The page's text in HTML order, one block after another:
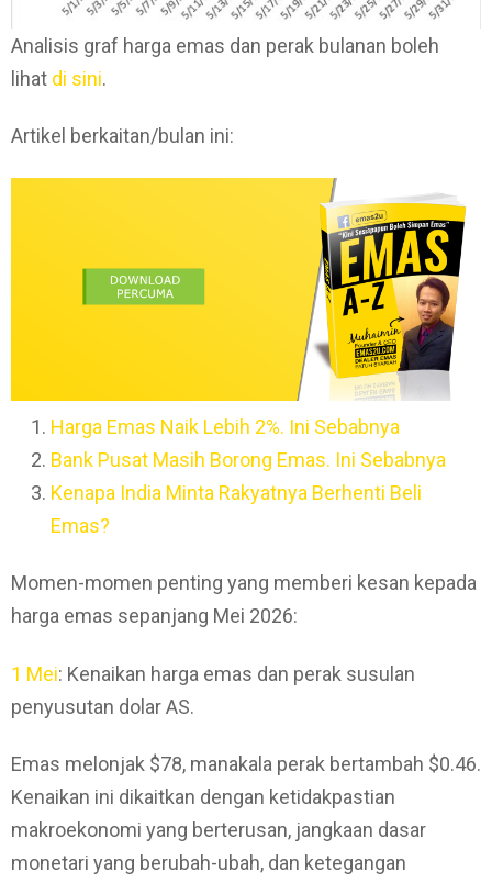
Analisis graf harga emas dan perak bulanan boleh
lihat di sini.
Artikel berkaitan/bulan ini:
Harga Emas Naik Lebih 2%. Ini Sebabnya
Bank Pusat Masih Borong Emas. Ini Sebabnya
Kenapa India Minta Rakyatnya Berhenti Beli
Emas?
Momen-momen penting yang memberi kesan kepada
harga emas sepanjang Mei 2026:
1 Mei: Kenaikan harga emas dan perak susulan
penyusutan dolar AS.
Emas melonjak $78, manakala perak bertambah $0.46.
Kenaikan ini dikaitkan dengan ketidakpastian
makroekonomi yang berterusan, jangkaan dasar
monetari yang berubah-ubah, dan ketegangan